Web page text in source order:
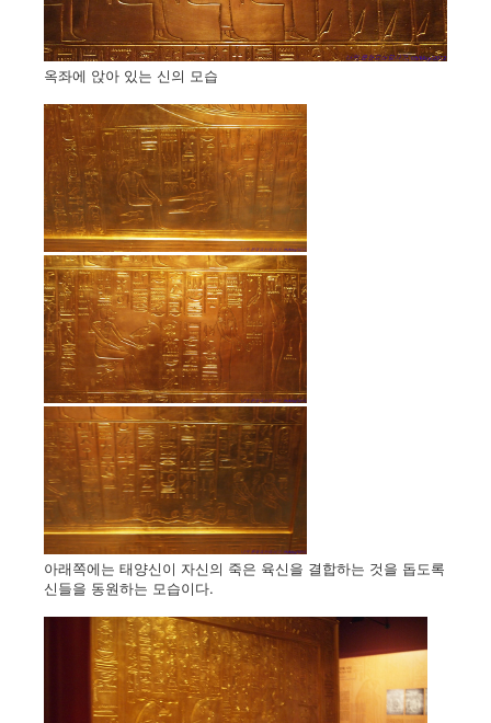
옥좌에 앉아 있는 신의 모습
아래쪽에는 태양신이 자신의 죽은 육신을 결합하는 것을 돕도록
신들을 동원하는 모습이다.